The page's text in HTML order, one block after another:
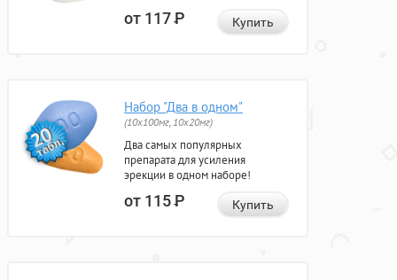
от 117Р Купить
Набор "Два в одном"
(10x100мг, 10x20мг)
Два самых популярных
препарата для усиления
эрекции в одном наборе!
от 115Р Купить